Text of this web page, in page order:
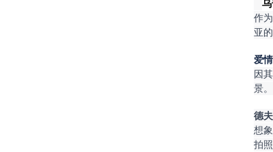
作
亚
爱
因
景。
德
想
拍